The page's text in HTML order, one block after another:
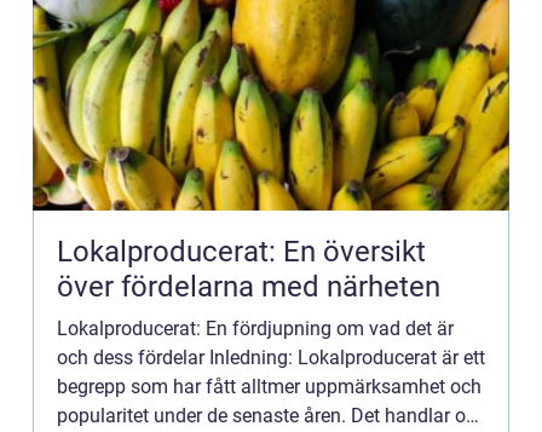
Lokalproducerat: En översikt
över fördelarna med närheten
Lokalproducerat: En fördjupning om vad det är
och dess fördelar Inledning: Lokalproducerat är ett
begrepp som har fått alltmer uppmärksamhet och
popularitet under de senaste åren. Det handlar om